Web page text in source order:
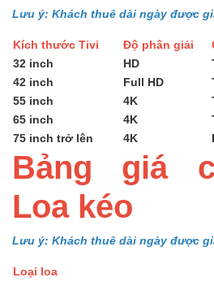
Lưu ý: Khách thuê dài ngày được
Kích thước Tivi Độ phân giải
32 inch
HD
42 inch
Full HD
55 inch
4K
65 inch
4K
75 inch trở lên
4K
Bảng giá
Loa kéo
Lưu ý: Khách thuê dài ngày được
Loại loa